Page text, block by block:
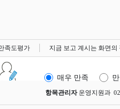
족도평가 지금 보고 계시는 화면
매우 만족
항목관리자운영지원과